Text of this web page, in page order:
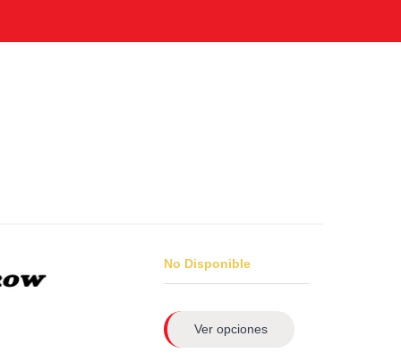
No Disponible
Ver opciones